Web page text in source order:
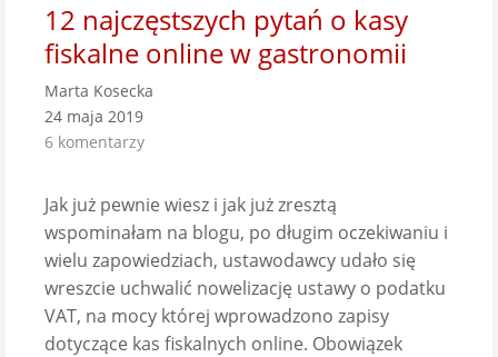
12 najczęstszych pytań o kasy
fiskalne online w gastronomii
Marta Kosecka
24 maja 2019
6 komentarzy
Jak już pewnie wiesz i jak już zresztą
wspominałam na blogu, po długim oczekiwaniu i
wielu zapowiedziach, ustawodawcy udało się
wreszcie uchwalić nowelizację ustawy o podatku
VAT, na mocy której wprowadzono zapisy
dotyczące kas fiskalnych online. Obowiązek